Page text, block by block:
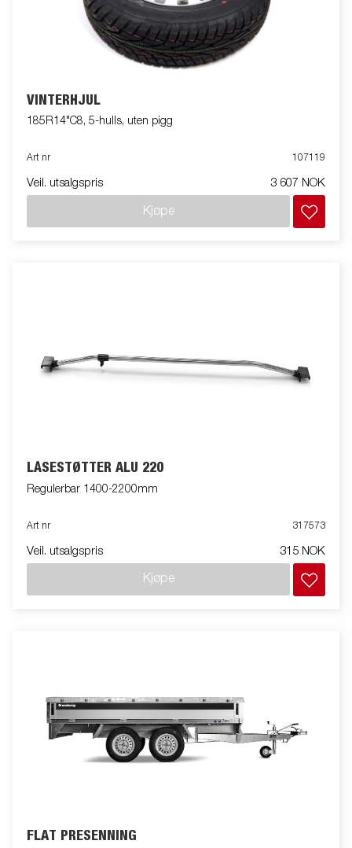
VINTERHJUL
185R14"C8, 5-hulls, uten pigg
Art nr 107119
Veil. utsalgspris 3 607 NOK
Kjøpe
LÅSESTØTTER ALU 220
Regulerbar 1400-2200mm
Art nr 317573
Veil. utsalgspris 315 NOK
Kjøpe
FLAT PRESENNING